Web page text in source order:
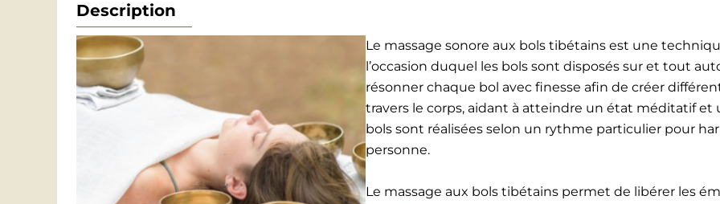
Description
Le massage sonore aux bols tibétains est une
l’occasion duquel les bols sont disposés sur et tout
résonner chaque bol avec finesse afin de créer
travers le corps, aidant à atteindre un état méditatif et
bols sont réalisées selon un rythme particulier pour
personne.
Le massage aux bols tibétains permet de libérer les